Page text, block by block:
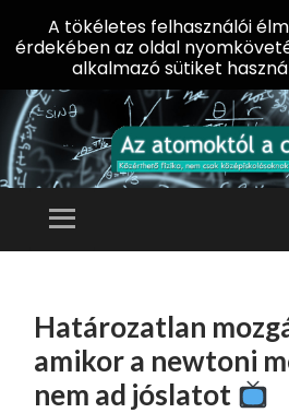
Menü
TARTALOMHOZ
Határozatlan
amikor a newtoni
nem ad jóslatot
A tökéletes felhasználói
érdekében az oldal
alkalmazó sütiket